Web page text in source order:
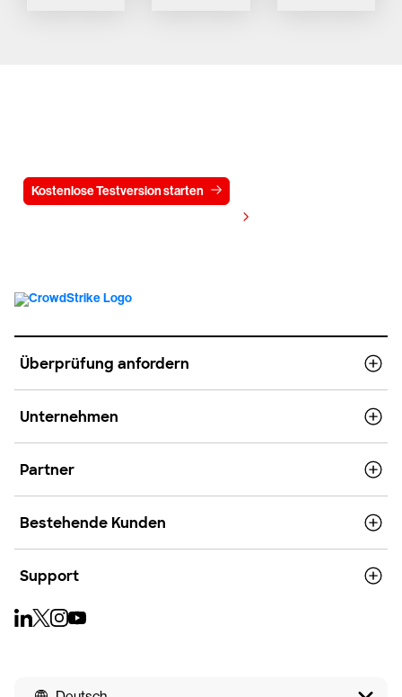
Kostenlose Testversion starten
Überprüfung anfordern
Unternehmen
Partner
Bestehende Kunden
Support